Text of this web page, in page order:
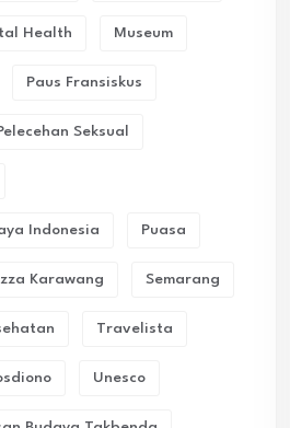
Health Museum
Paus Fransiskus
Seksual
Indonesia Puasa
Karawang Semarang
Travelista
Unesco